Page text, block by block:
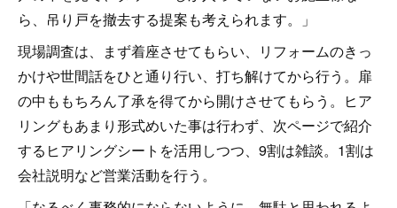
ら、吊り戸を撤去する提案も考えられます。」
現場調査は、まず着座させてもらい、リフォームのきっ
かけや世間話をひと通り行い、打ち解けてから行う。扉
の中ももちろん了承を得てから開けさせてもらう。ヒア
リングもあまり形式めいた事は行わず、次ページで紹介
するヒアリングシートを活用しつつ、9割は雑談。1割は
会社説明など営業活動を行う。